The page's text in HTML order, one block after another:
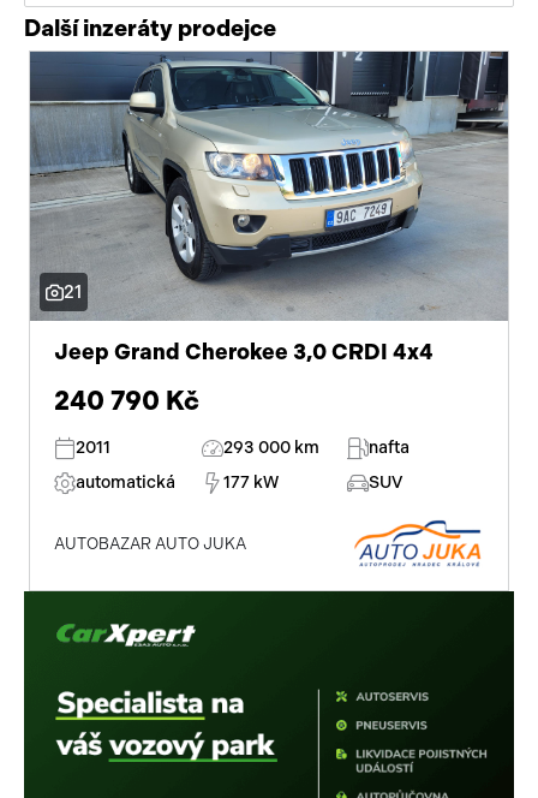
Další inzeráty prodejce
21
Jeep Grand Cherokee 3,0 CRDI 4x4
240 790 Kč
2011 293 000 km
nafta
automatická
177 kW SUV
AUTOBAZAR AUTO JUKA